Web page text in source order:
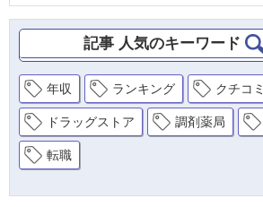
記事 人気のキーワード
年収 ランキング クチコミ
ドラッグストア 調剤薬局
転職